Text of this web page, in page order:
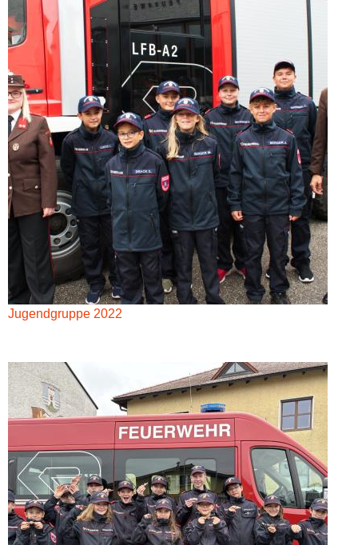
Jugendgruppe 2022